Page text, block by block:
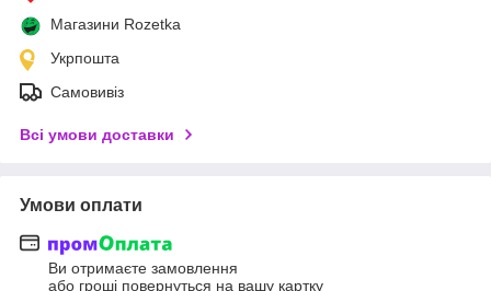
Магазини Rozetka
Укрпошта
Самовивіз
Всі умови доставки
Умови оплати
Ви отримаєте замовлення
або гроші повернуться на вашу картку